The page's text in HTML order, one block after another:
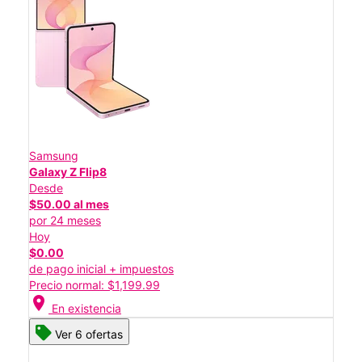
Samsung
Galaxy Z Flip8
Desde
$50.00 al mes
por 24 meses
Hoy
$0.00
de pago inicial + impuestos
Precio normal: $1,199.99
location_on En existencia
Ver 6 ofertas